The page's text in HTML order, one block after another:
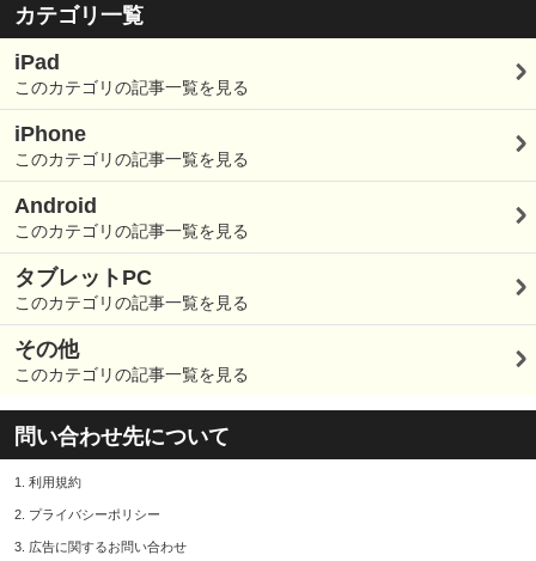
カテゴリ一覧
iPad
このカテゴリの記事一覧を見る
iPhone
このカテゴリの記事一覧を見る
Android
このカテゴリの記事一覧を見る
タブレットPC
このカテゴリの記事一覧を見る
その他
このカテゴリの記事一覧を見る
問い合わせ先について
1. 利用規約
2. プライバシーポリシー
3. 広告に関するお問い合わせ